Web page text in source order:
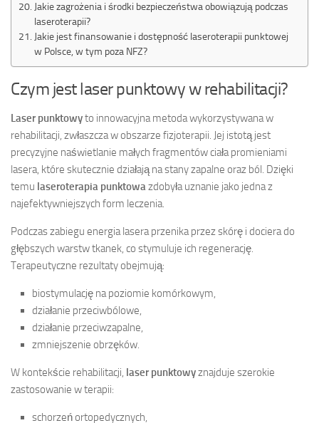
Jakie zagrożenia i środki bezpieczeństwa obowiązują podczas
laseroterapii?
Jakie jest finansowanie i dostępność laseroterapii punktowej
w Polsce, w tym poza NFZ?
Czym jest laser punktowy w rehabilitacji?
Laser punktowyto innowacyjna metoda wykorzystywana w
rehabilitacji, zwłaszcza w obszarze fizjoterapii. Jej istotą jest
precyzyjne naświetlanie małych fragmentów ciała promieniami
lasera, które skutecznie działają na stany zapalne oraz ból. Dzięki
temu laseroterapia punktowazdobyła uznanie jako jedna z
najefektywniejszych form leczenia.
Podczas zabiegu energia lasera przenika przez skórę i dociera do
głębszych warstw tkanek, co stymuluje ich regenerację.
Terapeutyczne rezultaty obejmują:
biostymulację na poziomie komórkowym,
działanie przeciwbólowe,
działanie przeciwzapalne,
zmniejszenie obrzęków.
W kontekście rehabilitacji, laser punktowyznajduje szerokie
zastosowanie w terapii:
schorzeń ortopedycznych,